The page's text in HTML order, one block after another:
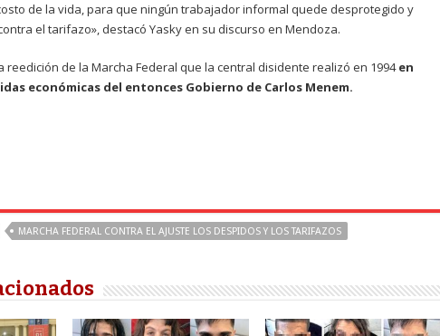
de la vida, para que ningún trabajador informal quede desprotegido y
el tarifazo», destacó Yasky en su discurso en Mendoza.
reedición de la Marcha Federal que la central disidente realizó en 1994en
económicas del entonces Gobierno de Carlos Menem.
MARCHA FEDERAL CONTRA EL AJUSTE LOS DESPIDOS Y LOS TARIFAZOS